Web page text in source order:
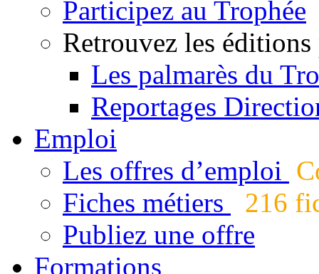
Participez au Trophée
Retrouvez les éditions
Les palmarès du
Reportages
Emploi
Les offres d’emploi
Fiches métiers
216
Publiez une offre
Formations